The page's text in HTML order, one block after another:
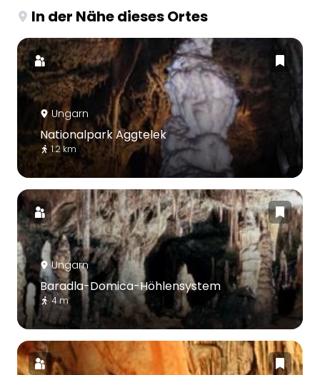
In der Nähe dieses Ortes
Ungarn
Nationalpark Aggtelek
1.2 km
Ungarn
Baradla-Domica-Höhlensystem
4 m